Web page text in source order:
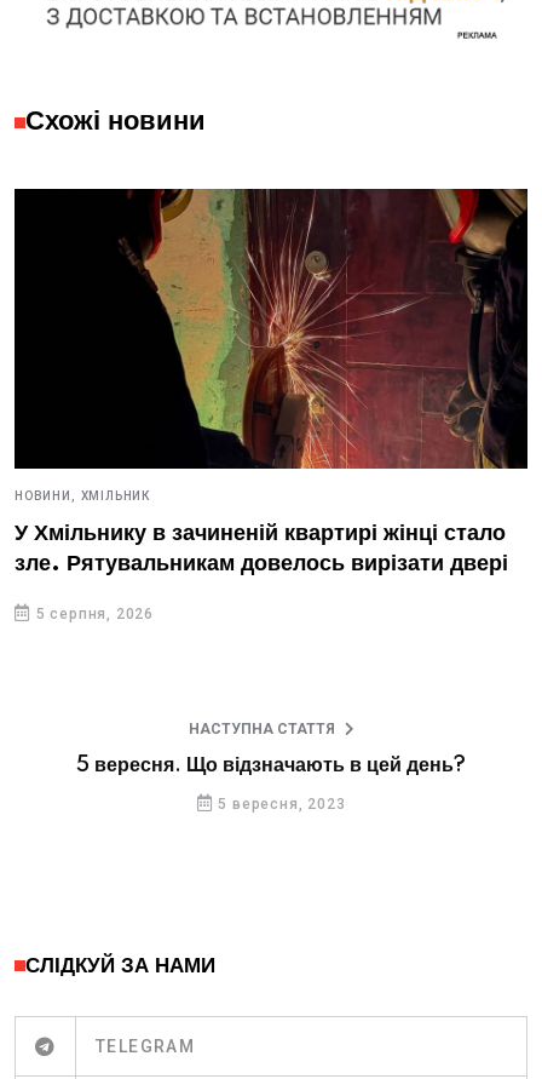
Схожі новини
НОВИНИ, ХМІЛЬНИК
У Хмільнику в зачиненій квартирі жінці стало
зле. Рятувальникам довелось вирізати двері
5 серпня, 2026
НАСТУПНА СТАТТЯ
5 вересня. Що відзначають в цей день?
5 вересня, 2023
СЛІДКУЙ ЗА НАМИ
TELEGRAM